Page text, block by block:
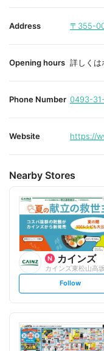
Address 〒355-
Opening hours 詳しくは
Phone Number 0493-
Website https://
Nearby Stores
カインズ
カインズ東松山高
s
t
o
w
Follow